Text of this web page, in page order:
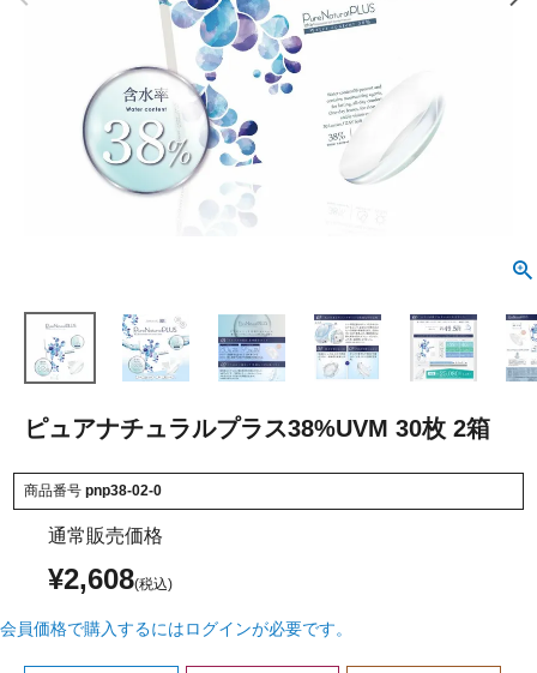
ピュアナチュラルプラス38%UVM 30枚 2箱
商品番号 pnp38-02-0
通常販売価格
¥2,608
会員価格で購入するにはログインが必要です。